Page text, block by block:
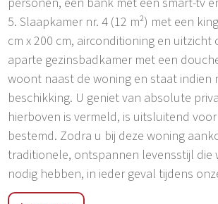
5. Slaapkamer nr. 4 (12 m²) met een
cm x 200 cm, airconditioning en uitzicht
aparte gezinsbadkamer met een
woont naast de woning en staat indien
beschikking. U geniet van absolute
hierboven is vermeld, is uitsluitend
bestemd. Zodra u bij deze woning
traditionele, ontspannen levensstijl die
nodig hebben, in ieder geval tijdens
Villa The King ligt op slechts 3 km van